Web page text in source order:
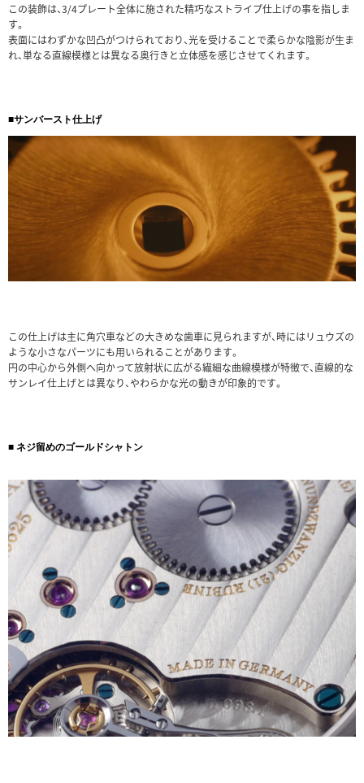
この装飾は、3/4プレート全体に施された精巧なストライプ仕上げの事を指しま
す。
表面にはわずかな凹凸がつけられており、光を受けることで柔らかな陰影が生ま
れ、単なる直線模様とは異なる奥行きと立体感を感じさせてくれます。
■サンバースト仕上げ
この仕上げは主に角穴車などの大きめな歯車に見られますが、時にはリュウズの
ような小さなパーツにも用いられることがあります。
円の中心から外側へ向かって放射状に広がる繊細な曲線模様が特徴で、直線的な
サンレイ仕上げとは異なり、やわらかな光の動きが印象的です。
■ ネジ留めのゴールドシャトン